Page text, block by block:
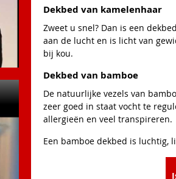
Dekbed van kamelenhaar
Zweet u snel? Dan is een
aan de lucht en is licht van
bij kou.
Dekbed van bamboe
De natuurlijke vezels van
zeer goed in staat vocht te
allergieën en veel transpireren.
Een bamboe dekbed is luchtig,